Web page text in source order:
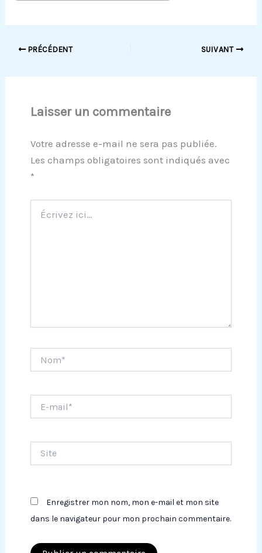
PRÉCÉDENT SUIVANT
Laisser un commentaire
Votre adresse e-mail ne sera pas publiée.
Les champs obligatoires sont indiqués avec
*
ici…
mail*
Enregistrer mon nom, mon e-mail et mon site
dans le navigateur pour mon prochain commentaire.